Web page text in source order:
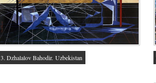
3. Dzhalalov Bahodir. Uzbekistan